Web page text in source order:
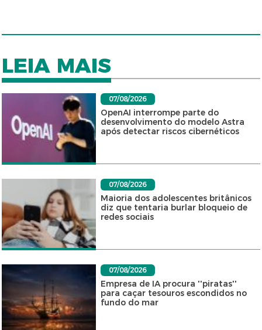
LEIA MAIS
07/08/2026
OpenAI interrompe parte do
desenvolvimento do modelo Astra
após detectar riscos cibernéticos
07/08/2026
Maioria dos adolescentes britânicos
diz que tentaria burlar bloqueio de
redes sociais
07/08/2026
Empresa de IA procura ''piratas''
para caçar tesouros escondidos no
fundo do mar